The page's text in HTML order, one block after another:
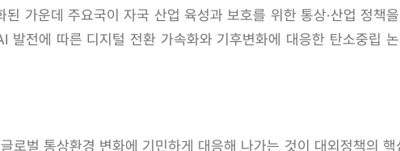
가운데 주요국이 자국 산업 육성과 보호를 위한 통상·산업 정책
전에 따른 디지털 전환 가속화와 기후변화에 대응한 탄소중립
로벌 통상환경 변화에 기민하게 대응해 나가는 것이 대외정책의